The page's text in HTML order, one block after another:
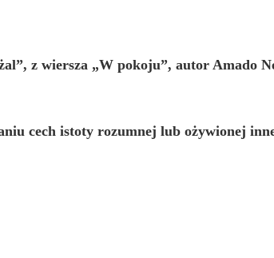
z wiersza „W pokoju”, autor Amado
cech istoty rozumnej lub ożywionej